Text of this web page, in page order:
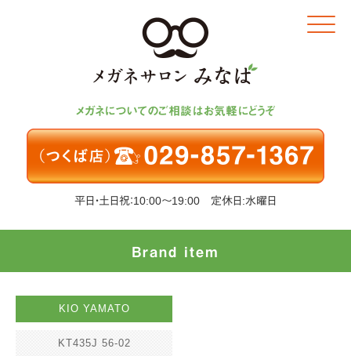
メガネについてのご相談はお気軽にどうぞ
平日・土日祝：10:00～19:00 定休日:水曜日
Click
Brand item
KIO YAMATO
KT435J 56-02